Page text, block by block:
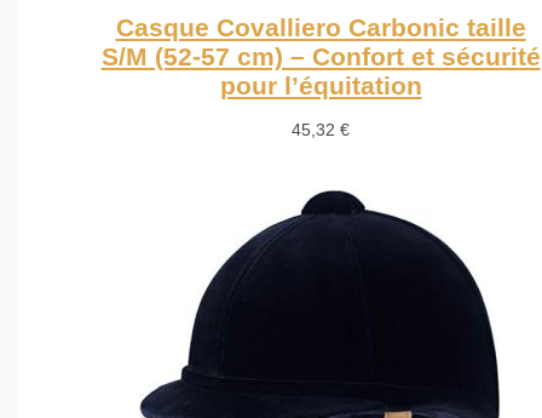
Casque Covalliero Carbonic taille
S/M (52-57 cm) – Confort et sécurité
pour l’équitation
45,32€